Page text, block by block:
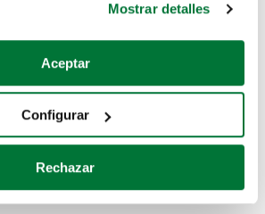
quisiéramos:
sobre su ubicación geográfica
analizándolo activamente
específicas (huellas
sobre cómo se procesan sus
Mostrar detalles
Aceptar
Configurar
Rechazar
mano